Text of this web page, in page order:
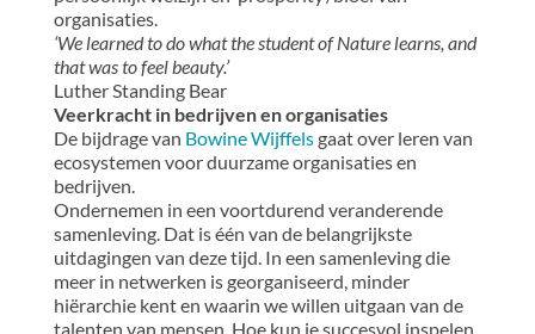
organisaties.
‘We learned to do what the student of Nature learns, and
that was to feel beauty.’
Luther Standing Bear
Veerkracht in bedrijven en organisaties
De bijdrage van Bowine Wijffelsgaat over leren van
ecosystemen voor duurzame organisaties en
bedrijven.
Ondernemen in een voortdurend veranderende
samenleving. Dat is één van de belangrijkste
uitdagingen van deze tijd. In een samenleving die
meer in netwerken is georganiseerd, minder
hiërarchie kent en waarin we willen uitgaan van de
talenten van mensen. Hoe kun je succesvol inspelen